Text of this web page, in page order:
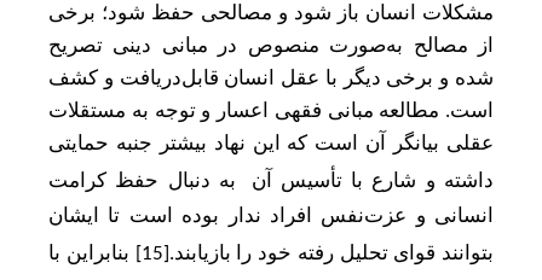
مشکلات انسان باز شود و مصالحی حفظ شود؛ برخی
از مصالح به‌صورت منصوص در مبانی دینی تصریح
شده و برخی دیگر با عقل انسان قابل‌دریافت و کشف
است. مطالعه مبانی فقهی اعسار و توجه به مستقلات
عقلی بیانگر آن است که این نهاد بیشتر جنبه حمایتی
داشته و شارع با تأسیس آن
به دنبال حفظ کرامت
انسانی و عزت‌نفس افراد ندار بوده است تا ایشان
بتوانند قوای تحلیل رفته خود را بازیابند.[15] بنابراین با